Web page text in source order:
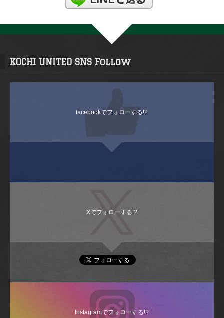
KOCHI UNITED SNS Follow
facebookでフォローする!?
Xでフォローする!?
Instagramでフォローする!?